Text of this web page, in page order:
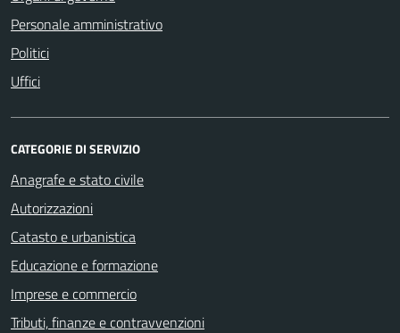
Personale amministrativo
Politici
Uffici
CATEGORIE DI SERVIZIO
Anagrafe e stato civile
Autorizzazioni
Catasto e urbanistica
Educazione e formazione
Imprese e commercio
Tributi, finanze e contravvenzioni